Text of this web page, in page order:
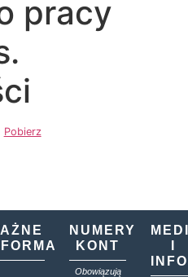
pracy
Pobierz
NUMERY
KONT
Obowiązują